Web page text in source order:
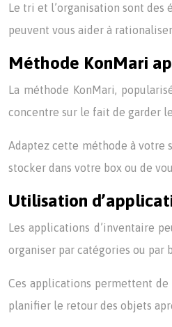
Le tri et l’organisation sont
peuvent vous aider à
Méthode KonMari
La méthode KonMari,
concentre sur le fait de garder
Adaptez cette méthode à votre
stocker dans votre box ou de
Utilisation
Les applications d’inventaire
organiser par catégories ou par
Ces applications permettent de
planifier le retour des objets